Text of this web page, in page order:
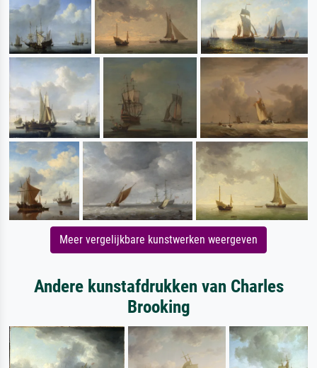
Meer vergelijkbare kunstwerken weergeven
Andere kunstafdrukken van Charles
Brooking